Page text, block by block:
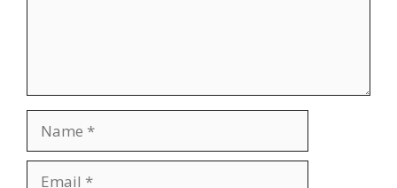
Name
Email